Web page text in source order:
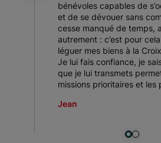
bénévoles capables de
et de se dévouer sans
cesse manqué de temps,
autrement : c’est pour
léguer mes biens à la
Je lui fais confiance, je
que je lui transmets
missions prioritaires et les
Jean